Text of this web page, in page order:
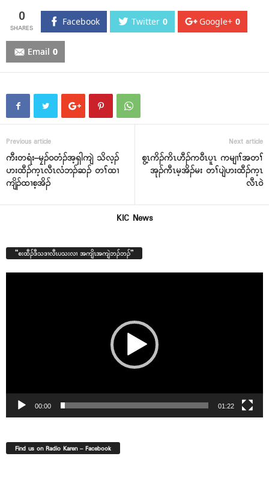
0 Facebook Twitter 0 Google+ 0
Email 0
Previous article
ကီးတရံး–မၠၣ်၀တံၣ်အ့ရှါကျဲ သိလ့ၣ်
ဟးထီၣ်က့ၤလီၤလံဘၣ်ဆၣ် တၢ်ထၢ
ကျိၣ်ထၢစ့အိၣ်
Next article
စွ့ၤကိၣ်ကိၤဟီၣ်က၀ီၤပူၤ ကမျၢၢ်အတၢ်
အုၣ်ကီၤမ့အိၣ်မး တၢ်ပျဲဟးထီၣ်က့ၤ
လီၤ၀ဲ
KIC News
“စးထီၣ်ဒီသဒၢလီၤပသးလၢ အကျိၤအကျဲဘၣ်ဘၣ်”
00:00 01:22
Find us on Radio Karen – Facebook